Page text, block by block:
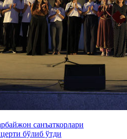
санъаткорлари
бўлиб ўтди